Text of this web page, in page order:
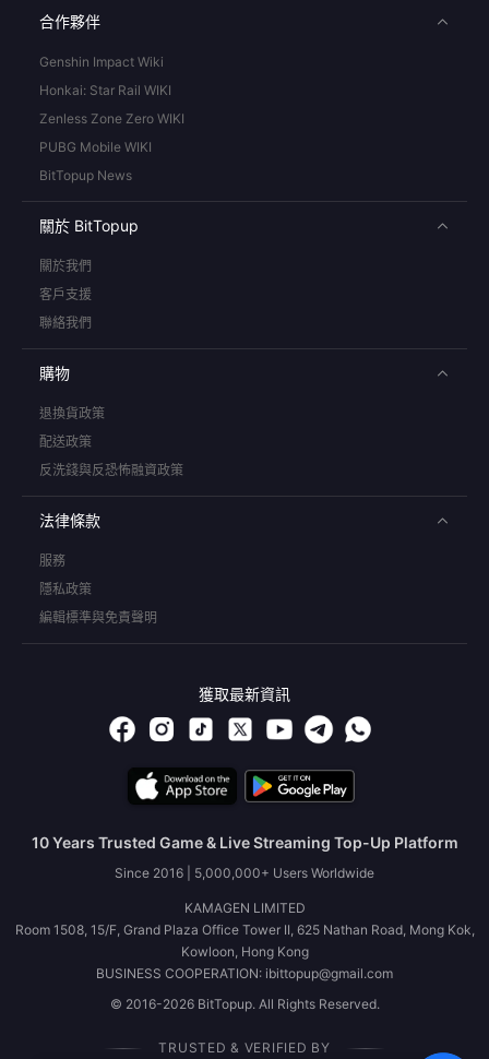
合作夥伴
Genshin Impact Wiki
Honkai: Star Rail WIKI
Zenless Zone Zero WIKI
PUBG Mobile WIKI
BitTopup News
關於 BitTopup
關於我們
客戶支援
聯絡我們
購物
退換貨政策
配送政策
反洗錢與反恐怖融資政策
法律條款
服務
隱私政策
編輯標準與免責聲明
獲取最新資訊
10 Years Trusted Game & Live Streaming Top-Up Platform
Since 2016 | 5,000,000+ Users Worldwide
KAMAGEN LIMITED
Room 1508, 15/F, Grand Plaza Office Tower II, 625 Nathan Road, Mong Kok,
Kowloon, Hong Kong
BUSINESS COOPERATION: ibittopup@gmail.com
© 2016-2026 BitTopup. All Rights Reserved.
TRUSTED & VERIFIED BY